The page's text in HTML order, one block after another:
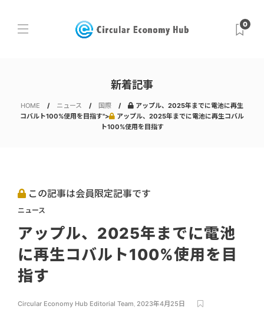
0
新着記事
HOME ニュース 国際
アップル、2025年までに電池に再生
コバルト100%使用を目指す">
アップル、2025年までに電池に再生コバル
ト100%使用を目指す
この記事は会員限定記事です
ニュース
アップル、2025年までに電池
に再生コバルト100%使用を目
指す
Circular Economy Hub Editorial Team, 2023年4月25日